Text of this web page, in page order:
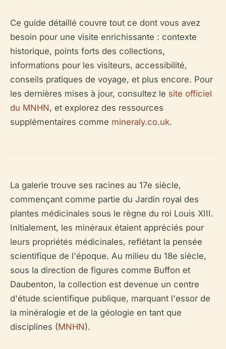
Ce guide détaillé couvre tout ce dont vous avez
besoin pour une visite enrichissante : contexte
historique, points forts des collections,
informations pour les visiteurs, accessibilité,
conseils pratiques de voyage, et plus encore. Pour
les dernières mises à jour, consultez le site officiel
du MNHN, et explorez des ressources
supplémentaires comme mineraly.co.uk.
La galerie trouve ses racines au 17e siècle,
commençant comme partie du Jardin royal des
plantes médicinales sous le règne du roi Louis XIII.
Initialement, les minéraux étaient appréciés pour
leurs propriétés médicinales, reflétant la pensée
scientifique de l'époque. Au milieu du 18e siècle,
sous la direction de figures comme Buffon et
Daubenton, la collection est devenue un centre
d'étude scientifique publique, marquant l'essor de
la minéralogie et de la géologie en tant que
disciplines (MNHN).